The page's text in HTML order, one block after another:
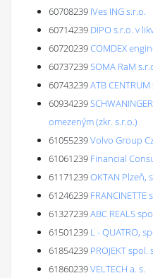
60708239 IVes ING s.r.o.
60714239 DIPO s.r.o. v
60720239COMDEX
60737239SOMA RaM
60743239ATB
60934239
omezeným (zkr. s.r.o.)
61055239Volvo Group
61061239 Financial
61171239OKTAN Plzeň,
61246239 FRANCINETTE
61327239ABC REALS
61501239 L - QUATRO,
61854239 PROJEKT spol.
61860239VELTECH a. s.